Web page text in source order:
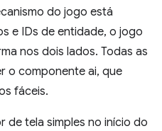
do jogo está
e IDs de entidade, o jogo
nos dois lados. Todas as
o componente ai, que
fáceis.
de tela simples no início do